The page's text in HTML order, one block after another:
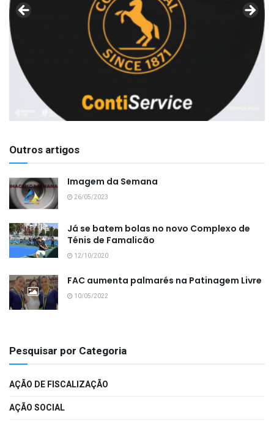
Outros artigos
Imagem da Semana
26/05/2023
Já se batem bolas no novo Complexo de
Ténis de Famalicão
12/10/2020
FAC aumenta palmarés na Patinagem Livre
10/05/2022
Pesquisar por Categoria
AÇÃO DE FISCALIZAÇÃO
AÇÃO SOCIAL